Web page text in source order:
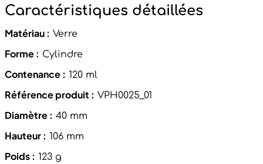
Caractéristiques détaillées
Matériau : Verre
Forme : Cylindre
Contenance : 120 ml
Référence produit : VPH0025_01
Diamètre : 40 mm
Hauteur : 106 mm
Poids : 123 g